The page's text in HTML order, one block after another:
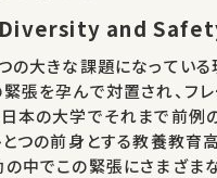
Diversity and
大きな課題になっている
緊張を孕んで対置され、フ
日本の大学でそれまで前
つの前身とする教養教育
の中でこの緊張にさまざま